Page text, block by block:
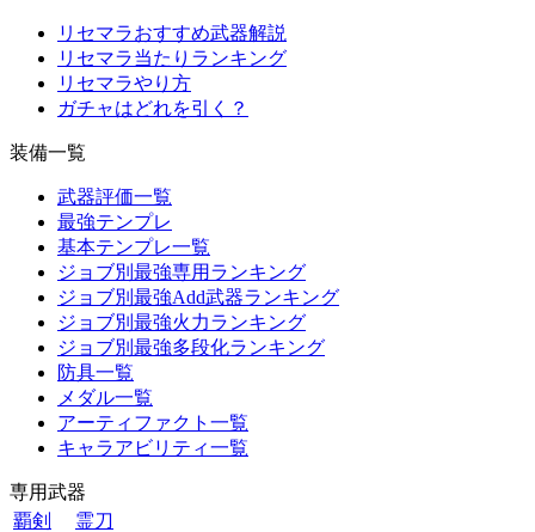
リセマラおすすめ武器解説
リセマラ当たりランキング
リセマラやり方
ガチャはどれを引く？
装備一覧
武器評価一覧
最強テンプレ
基本テンプレ一覧
ジョブ別最強専用ランキング
ジョブ別最強Add武器ランキング
ジョブ別最強火力ランキング
ジョブ別最強多段化ランキング
防具一覧
メダル一覧
アーティファクト一覧
キャラアビリティ一覧
専用武器
覇剣
霊刀